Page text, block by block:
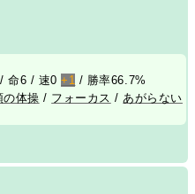
/ 命6 / 速0+1 / 勝率66.7%
の体操 / フォーカス / あがらない